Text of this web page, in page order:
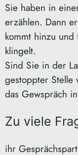
Sie haben in
erzählen. Dann
kommt hinzu und
klingelt.
Sind Sie in der
gestoppter
das Gewspräch
Zu viele
ihr